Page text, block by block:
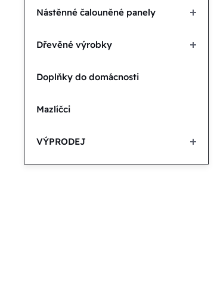
Nástěnné čalouněné panely
Dřevěné výrobky
Doplňky do domácnosti
Mazlíčci
VÝPRODEJ